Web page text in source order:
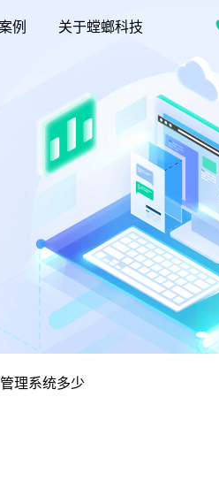
例 关于螳螂科技
理系统多少